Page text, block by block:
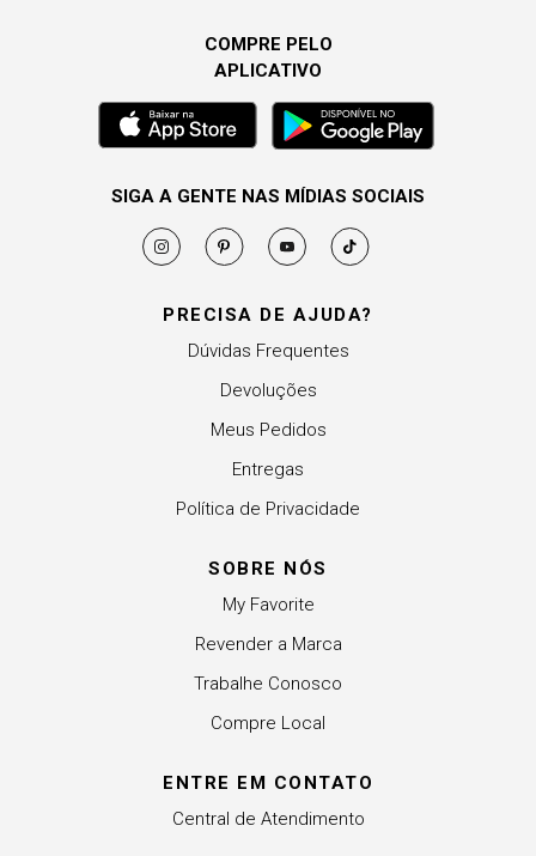
PRECISA DE AJUDA?
Dúvidas Frequentes
Devoluções
Meus Pedidos
Entregas
Política de Privacidade
SOBRE NÓS
My Favorite
Revender a Marca
Trabalhe Conosco
Compre Local
ENTRE EM CONTATO
Central de Atendimento
COMPRE PELO
APLICATIVO
SIGA A GENTE NAS MÍDIAS SOCIAIS